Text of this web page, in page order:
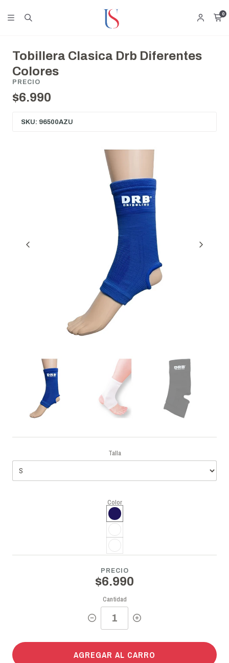
0
Tobillera Clasica Drb Diferentes
Colores
PRECIO
$6.990
SKU: 96500AZU
Talla
Color
PRECIO
$6.990
Cantidad
AGREGAR AL CARRO